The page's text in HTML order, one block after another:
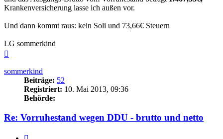
Krankenversicherung lasse ich außen vor.
Und dann kommt raus: kein Soli und 73,66€ Steuern
LG sommerkind
sommerkind
Beiträge: 52
Registriert: 10. Mai 2013, 09:36
Behörde:
Re: Vorruhestand wegen DDU - brutto und netto